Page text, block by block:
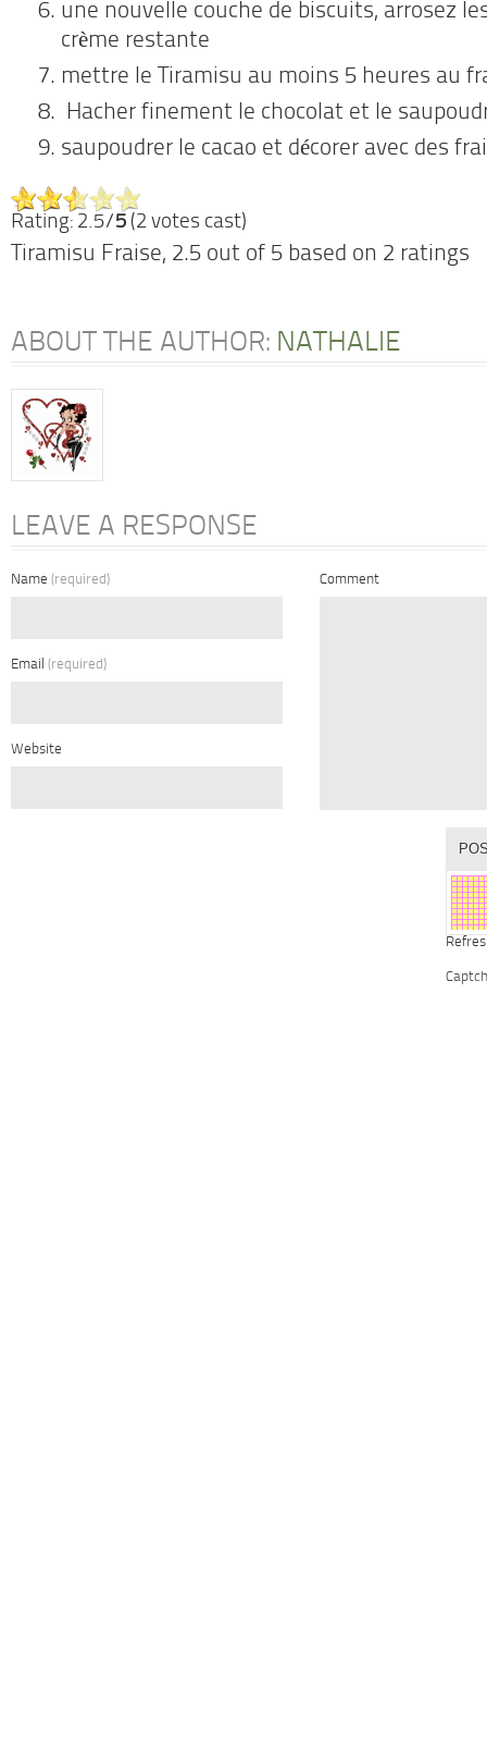
une nouvelle couche de biscuits, arrosez
crème restante
mettre le Tiramisu au moins 5 heures au
Hacher finement le chocolat et le
saupoudrer le cacao et décorer avec des
Rating: 2.5/5 (2 votes cast)
Tiramisu Fraise, 2.5 out of 5 based on 2 ratings
ABOUT THE AUTHOR: NATHALIE
LEAVE A RESPONSE
Name (required)
Email (required)
Website
Comment